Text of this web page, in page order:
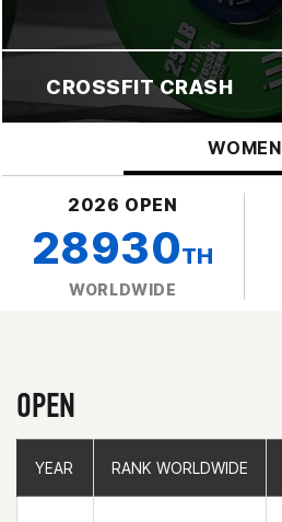
CROSSFIT CRASH
WOMEN
2026 OPEN
28930TH
WORLDWIDE
OPEN
YEAR RANK WORLDWIDE
YEAR RANK WORLDWIDE